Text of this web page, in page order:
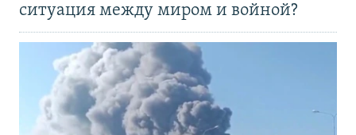
ситуация между миром и войной?